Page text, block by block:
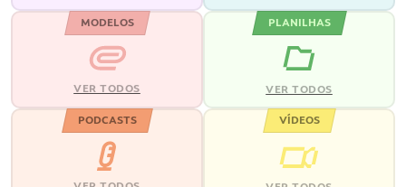
MODELOS
VER TODOS
PLANILHAS
VER TODOS
PODCASTS VÍDEOS